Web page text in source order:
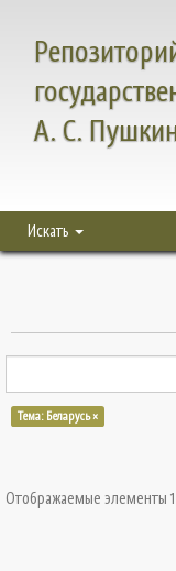
А. С.
Искать
Тема: Беларусь ×
Отображаемые элементы